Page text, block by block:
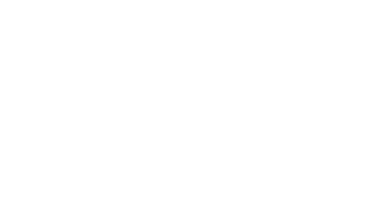
PNL vrea premier tehnocrat: „Au lăsat
de absorbţie a PNRR”
pentru rovinietă și sistemul TollRo va